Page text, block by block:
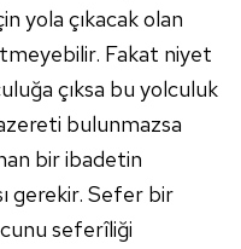
yola çıkacak olan
Fakat niyet
çıksa bu yolculuk
bulunmazsa
bir ibadetin
gerekir. Sefer bir
seferîliği